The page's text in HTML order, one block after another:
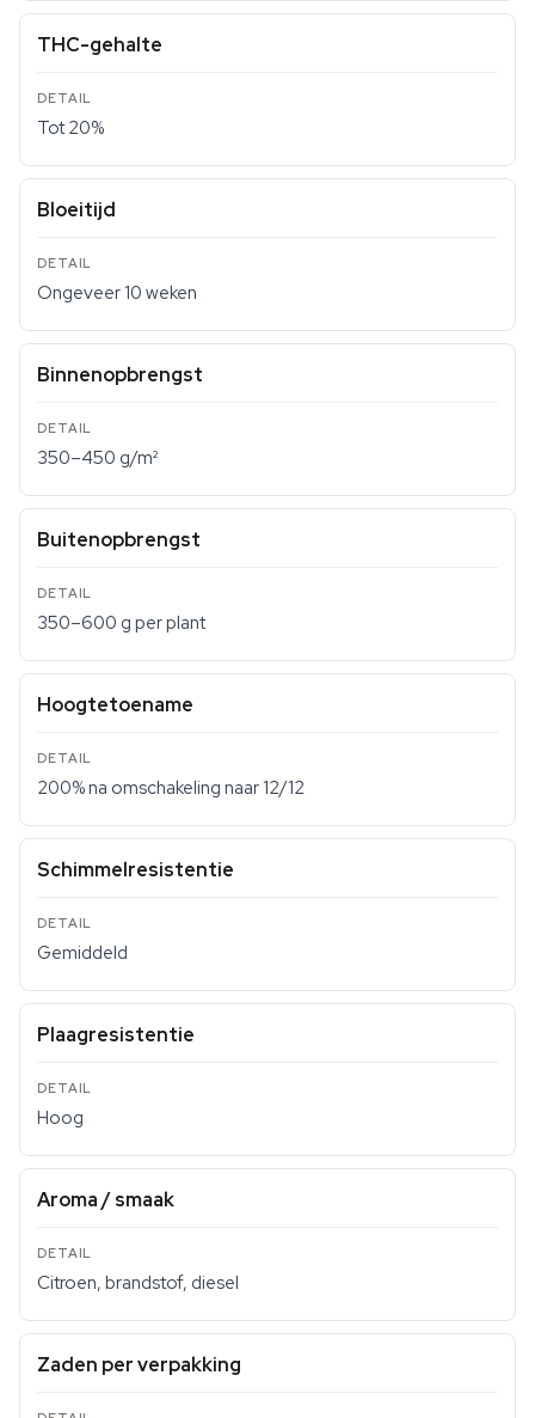
THC-gehalte
Tot 20%
Bloeitijd
Ongeveer 10 weken
Binnenopbrengst
350–450 g/m²
Buitenopbrengst
350–600 g per plant
Hoogtetoename
200% na omschakeling naar 12/12
Schimmelresistentie
Gemiddeld
Plaagresistentie
Hoog
Aroma / smaak
Citroen, brandstof, diesel
Zaden per verpakking